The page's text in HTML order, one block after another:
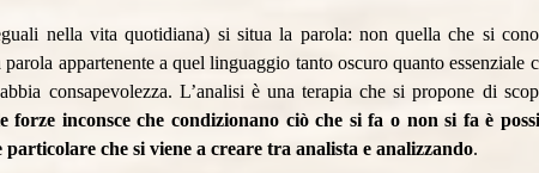
nella vita quotidiana) si situa la parola: non quella che si
appartenente a quel linguaggio tanto oscuro quanto essenziale
consapevolezza. L’analisi è una terapia che si propone di
forze inconsce che condizionano ciò che si fa o non si fa è
che si viene a creare tra analista e analizzando.